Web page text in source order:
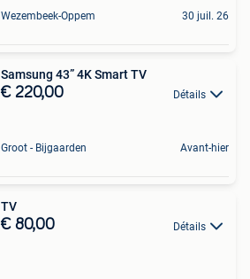
Wezembeek-Oppem 30 juil. 26
Samsung 43” 4K Smart TV
€ 220,00 Détails
Groot - Bijgaarden Avant-hier
TV
€ 80,00 Détails